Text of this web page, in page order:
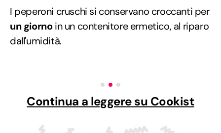
I peperoni cruschi si conservano croccanti per
un giornoin un contenitore ermetico, al riparo
dall'umidità.
Continua a leggere su Cookist